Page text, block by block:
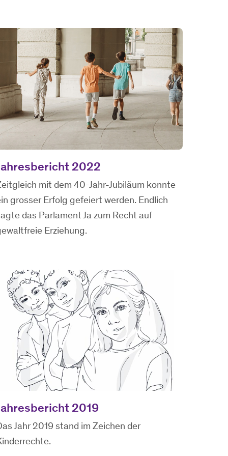
2022
mit dem 40-Jahr-Jubiläum konnte
grosser Erfolg gefeiert werden. Endlich
das Parlament Ja zum Recht auf
Erziehung.
2019
Jahr 2019 stand im Zeichen der